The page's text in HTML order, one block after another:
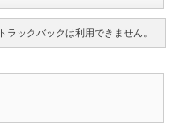
トラックバックは利用できません。